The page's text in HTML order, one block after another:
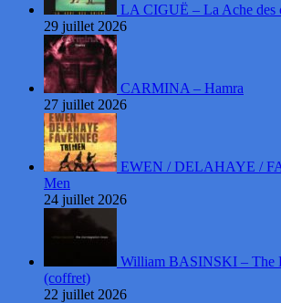
LA CIGUË – La Ache des
29 juillet 2026
CARMINA – Hamra
27 juillet 2026
EWEN / DELAHAYE /
Men
24 juillet 2026
William BASINSKI – The
(coffret)
22 juillet 2026